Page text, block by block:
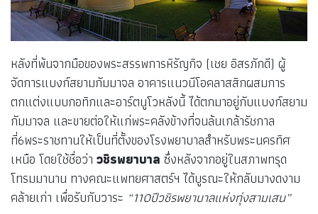
หลังที่พ้นจากมือของพระสรรพการหิรัญกิจ (เชย อิสรภักดี) ผู้
จัดการแบงก์สยามกัมมาจล อาคารแนวนีโอคลาสสิกผสมการ
ตกแต่งแบบกอทิกและอาร์ตนูโวหลังนี้ ได้ตกมาอยู่กับแบงก์สยาม
กัมมาจล และขายต่อให้แก่พระคลังข้างที่จนล้นเกล้ารัชกาล
ที่6พระราชทานให้เป็นที่ตั้งของโรงพยาบาลสำหรับพระนครทิศ
เหนือ โดยใช้ชื่อว่า วชิรพยาบาล ซึ่งหลังจากอยู่ในสภาพทรุด
โทรมมานาน ทางคณะแพทยศาสตร์ฯ ได้บูรณะให้กลับมางดงาม
คล้ายเก่า เพื่อรับกับวาระ “110ปีวชิรพยาบาลแห่งทุ่งสามเสน”